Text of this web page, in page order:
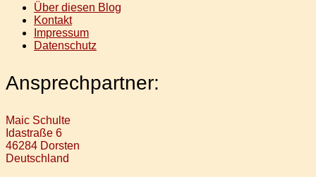
Über diesen Blog
Kontakt
Impressum
Datenschutz
Ansprechpartner:
Maic Schulte
Idastraße 6
46284 Dorsten
Deutschland